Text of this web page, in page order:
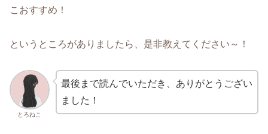
こおすすめ！
というところがありましたら、是非教えてください～！
とろねこ
最後まで読んでいただき、ありがとうござい
ました！